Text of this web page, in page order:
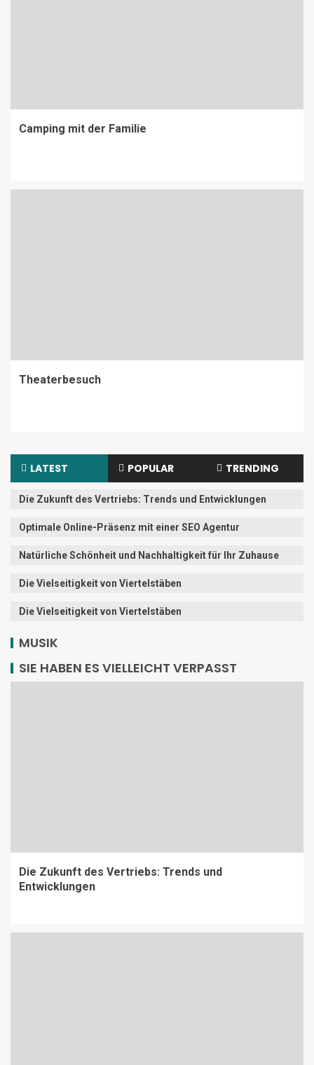
Camping mit der Familie
Theaterbesuch
LATEST POPULAR TRENDING
Die Zukunft des Vertriebs: Trends und Entwicklungen
Optimale Online-Präsenz mit einer SEO Agentur
Natürliche Schönheit und Nachhaltigkeit für Ihr Zuhause
Die Vielseitigkeit von Viertelstäben
Die Vielseitigkeit von Viertelstäben
MUSIK
SIE HABEN ES VIELLEICHT VERPASST
Die Zukunft des Vertriebs: Trends und
Entwicklungen